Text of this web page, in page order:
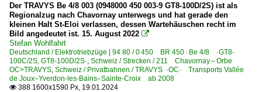
Der TRAVYS Be 4/8 003 (0948000 450 003-9 GT8-100D/2S) ist als
Regionalzug nach Chavornay unterwegs und hat gerade den
kleinen Halt St-Eloi verlassen, dessen Wartehäuschen recht im
Bild angedeutet ist. 15. August 2022 
Stefan Wohlfahrt
Deutschland / Elektrotriebzüge | 94 80 / 0 450 BR 450 · Be 4/8 ·GT8-
100C/2S, GT8-100D/2S· Schweiz / Strecken / 211 Chavornay – Orbe
OC>TRAVYS Schweiz / Privatbahnen / TRAVYS ·OC· Transports Vallée
de Joux–Yverdon-les-Bains–Sainte-Croix ab 2008
 388 1600x1590 Px, 19.01.2024